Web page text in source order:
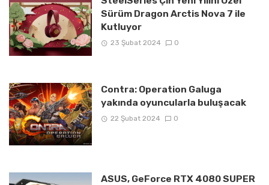
Sürüm Dragon Arctis Nova 7 ile
Kutluyor
23 Şubat 2024 0
Contra: Operation Galuga
yakında oyuncularla buluşacak
22 Şubat 2024 0
ASUS, GeForce RTX 4080 SUPER